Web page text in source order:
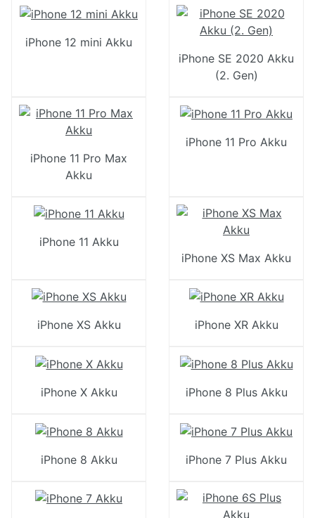
iPhone 12 mini Akku
iPhone SE 2020 Akku
(2. Gen)
iPhone 11 Pro Max
Akku
iPhone 11 Pro Akku
iPhone 11 Akku
iPhone XS Max Akku
iPhone XS Akku iPhone XR Akku
iPhone X Akku iPhone 8 Plus Akku
iPhone 8 Akku iPhone 7 Plus Akku